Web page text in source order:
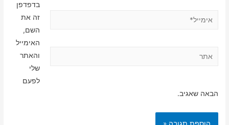
בדפדפן
זה את
השם,
האימייל
והאתר
שלי
לפעם
הבאה שאגיב.